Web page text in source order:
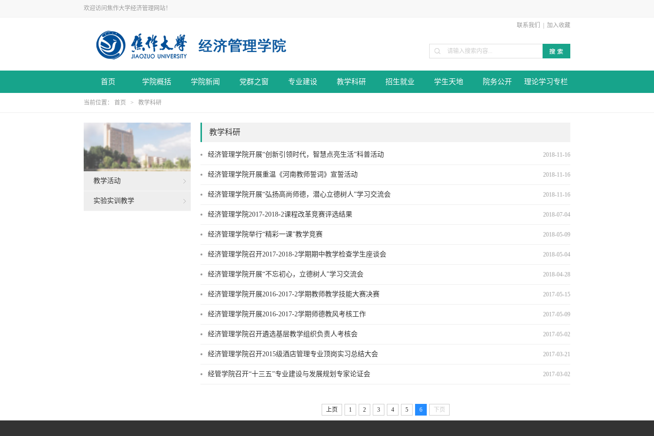
欢迎访问焦作大学经济管理网站！
联系我们 加入收藏
首页 学院概括 学院新闻 党群之窗 专业建设 教学科研 招生就业 学生天地 院务公开 理论学习专栏
当前位置： 首页 > 教学科研
教学活动
实验实训教学
教学科研
经济管理学院开展“创新引领时代，智慧点亮生活”科普活动 2018-11-16
经济管理学院开展重温《河南教师誓词》宣誓活动 2018-11-16
经济管理学院开展“弘扬高尚师德，潜心立德树人”学习交流会 2018-11-16
经济管理学院2017-2018-2课程改革竞赛评选结果 2018-07-04
经济管理学院举行“精彩一课”教学竞赛 2018-05-09
经济管理学院召开2017-2018-2学期期中教学检查学生座谈会 2018-05-04
经济管理学院开展“不忘初心，立德树人”学习交流会 2018-04-28
经济管理学院开展2016-2017-2学期教师教学技能大赛决赛 2017-05-15
经济管理学院开展2016-2017-2学期师德教风考核工作 2017-05-09
经济管理学院召开遴选基层教学组织负责人考核会 2017-05-02
经济管理学院召开2015级酒店管理专业顶岗实习总结大会 2017-03-21
经管学院召开“十三五”专业建设与发展规划专家论证会 2017-03-02
上页 1 2 3 4 5 6 下页